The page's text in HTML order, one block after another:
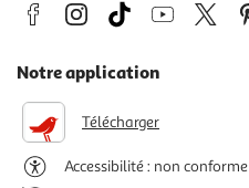
Notre application
Télécharger
Accessibilité : non conforme